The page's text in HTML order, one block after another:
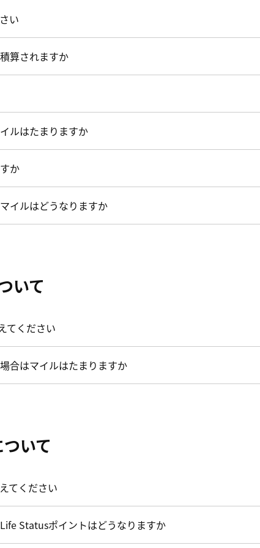
い
算されますか
ルはたまりますか
か
イルはどうなりますか
いて
てください
合はマイルはたまりますか
いて
てください
Statusポイントはどうなりますか